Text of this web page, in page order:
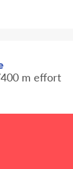
m effort